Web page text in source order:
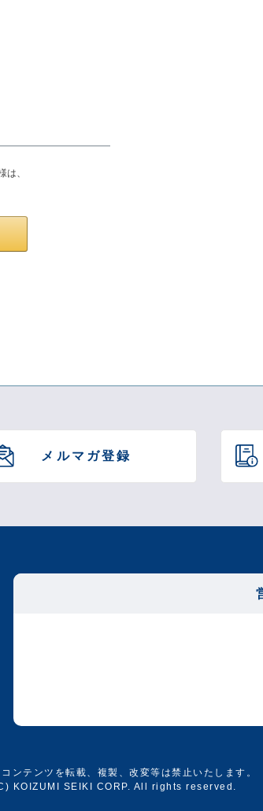
、
メルマガ登録
ンテンツを転載、複製、改変等は禁止いたします。
KOIZUMI SEIKI CORP. All rights reserved.